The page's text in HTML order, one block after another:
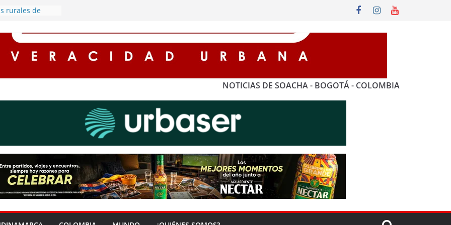
rurales de
de
de
en Soacha
para
NOTICIAS DE SOACHA - BOGOTÁ - COLOMBIA